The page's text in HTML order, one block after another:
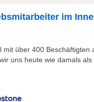
im
mit über 400
uns heute wie damals als